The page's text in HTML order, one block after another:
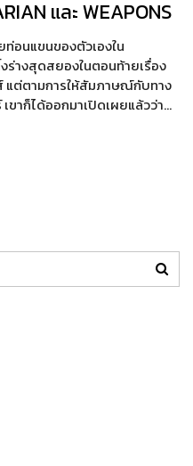
และ WEAPONS
อนแขนของตัวเองใน
ร่างสุดสยองในตอนท้ายเรื่อง
แต่ตามการให้สัมภาษณ์กับทาง
ขาก็ได้ออกมาเปิดเผยแล้วว่า…